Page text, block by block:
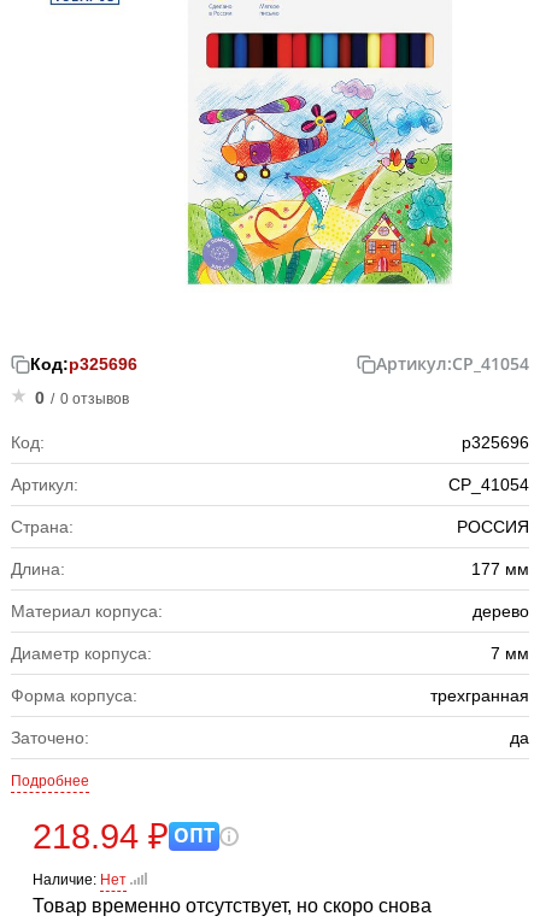
Код:р325696 Артикул:CP_41054
0 / 0 отзывов
Код: р325696
Артикул: CP_41054
Страна: РОССИЯ
Длина: 177 мм
Материал корпуса: дерево
Диаметр корпуса: 7 мм
Форма корпуса: трехгранная
Заточено: да
Подробнее
218.94 ₽ ОПТ
Наличие: Нет
Товар временно отсутствует, но скоро снова